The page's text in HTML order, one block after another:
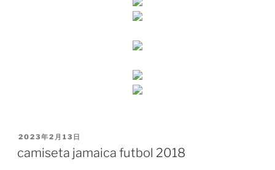
PUBLICADO
2023年2月13日
camiseta jamaica futbol 2018